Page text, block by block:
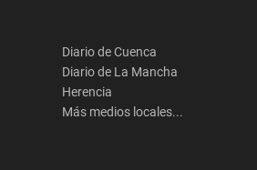
Diario de Cuenca
Diario de La Mancha
Herencia
Más medios locales...